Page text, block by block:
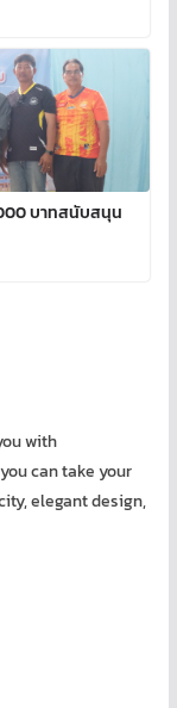
บาทสนับสนุน
with
can take your
elegant design,